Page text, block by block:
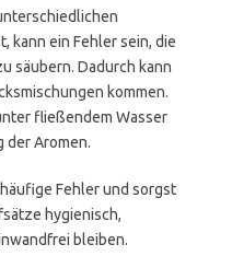
kann ein Fehler sein, die
säubern. Dadurch kann
kommen.
fließendem Wasser
der Aromen.
Fehler und sorgst
hygienisch,
bleiben.